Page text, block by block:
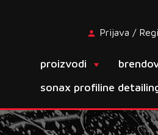
Prijava /
proizvodi
sonax profiline